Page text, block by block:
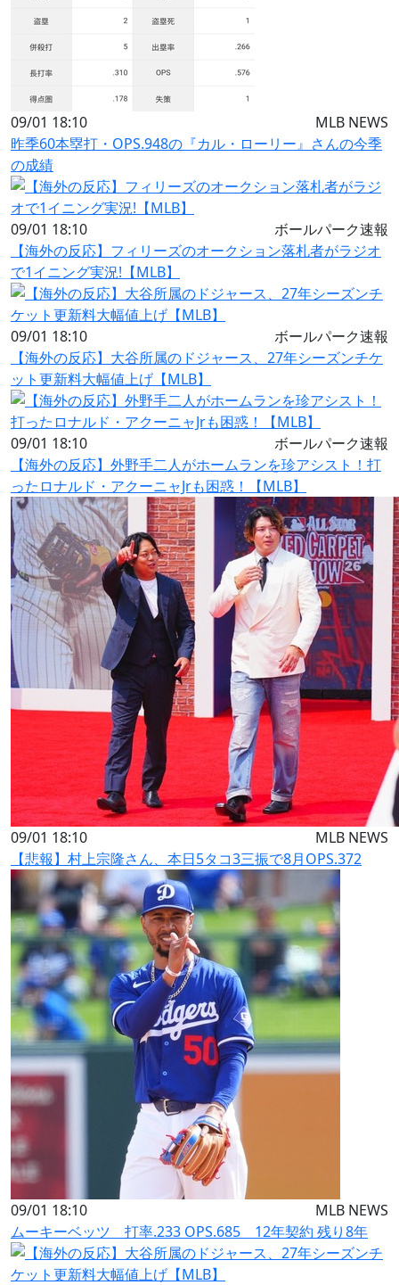
09/01 18:10
MLB NEWS
昨季60本塁打・OPS.948の『カル・ローリー』さんの今季
の成績
09/01 18:10
ボールパーク速報
【海外の反応】フィリーズのオークション落札者がラジオ
で1イニング実況!【MLB】
09/01 18:10
ボールパーク速報
【海外の反応】大谷所属のドジャース、27年シーズンチケ
ット更新料大幅値上げ【MLB】
09/01 18:10
ボールパーク速報
【海外の反応】外野手二人がホームランを珍アシスト！打
ったロナルド・アクーニャJrも困惑！【MLB】
09/01 18:10
MLB NEWS
【悲報】村上宗隆さん、本日5タコ3三振で8月OPS.372
09/01 18:10
MLB NEWS
ムーキーベッツ 打率.233 OPS.685 12年契約 残り8年